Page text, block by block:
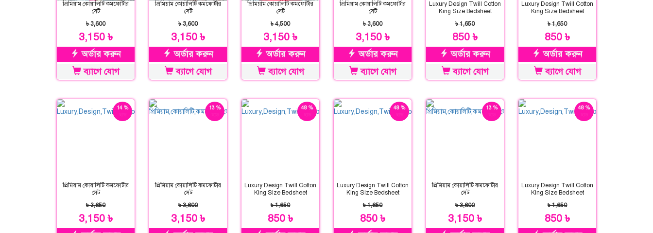
প্রিমিয়াম কোয়ালিটি কমফোর্টার
সেট
৳ 3,600
3,150 ৳
অর্ডার করুন
ব্যাগে যোগ
প্রিমিয়াম কোয়ালিটি কমফোর্টার
সেট
৳ 3,600
3,150 ৳
অর্ডার করুন
ব্যাগে যোগ
প্রিমিয়াম কোয়ালিটি কমফোর্টার
সেট
৳ 4,500
3,150 ৳
অর্ডার করুন
ব্যাগে যোগ
প্রিমিয়াম কোয়ালিটি কমফোর্টার
সেট
৳ 3,600
3,150 ৳
অর্ডার করুন
ব্যাগে যোগ
Luxury Design Twill Cotton
King Size Bedsheet
৳ 1,650
850 ৳
অর্ডার করুন
ব্যাগে যোগ
Luxury Design Twill Cotton
King Size Bedsheet
৳ 1,650
850 ৳
অর্ডার করুন
ব্যাগে যোগ
14 %
প্রিমিয়াম কোয়ালিটি কমফোর্টার
সেট
৳ 3,650
3,150 ৳
13 %
প্রিমিয়াম কোয়ালিটি কমফোর্টার
সেট
৳ 3,600
3,150 ৳
48 %
Luxury Design Twill Cotton
King Size Bedsheet
৳ 1,650
850 ৳
48 %
Luxury Design Twill Cotton
King Size Bedsheet
৳ 1,650
850 ৳
13 %
প্রিমিয়াম কোয়ালিটি কমফোর্টার
সেট
৳ 3,600
3,150 ৳
48 %
Luxury Design Twill Cotton
King Size Bedsheet
৳ 1,650
850 ৳